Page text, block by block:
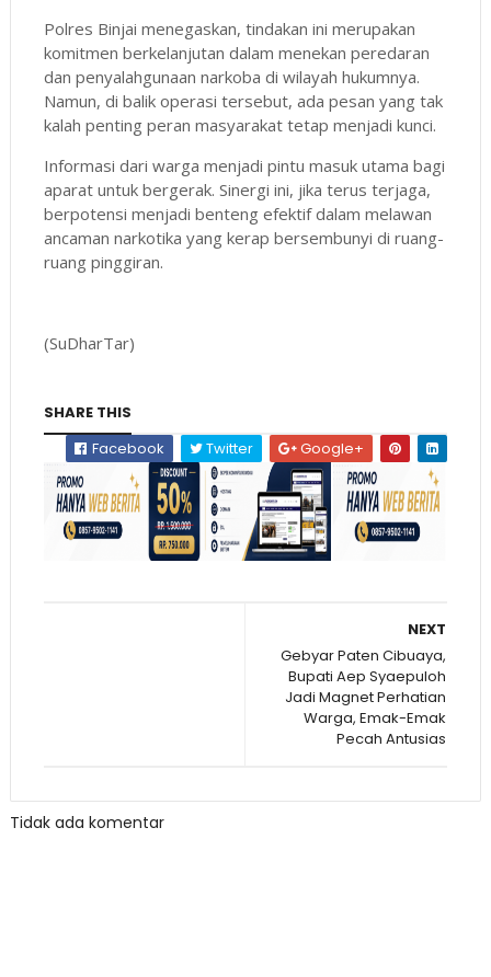
Polres Binjai menegaskan, tindakan ini merupakan
komitmen berkelanjutan dalam menekan peredaran
dan penyalahgunaan narkoba di wilayah hukumnya.
Namun, di balik operasi tersebut, ada pesan yang tak
kalah penting peran masyarakat tetap menjadi kunci.
Informasi dari warga menjadi pintu masuk utama bagi
aparat untuk bergerak. Sinergi ini, jika terus terjaga,
berpotensi menjadi benteng efektif dalam melawan
ancaman narkotika yang kerap bersembunyi di ruang-
ruang pinggiran.
(SuDharTar)
SHARE THIS
Facebook
Twitter Google+
NEXT
Gebyar Paten Cibuaya,
Bupati Aep Syaepuloh
Jadi Magnet Perhatian
Warga, Emak-Emak
Pecah Antusias
Tidak ada komentar